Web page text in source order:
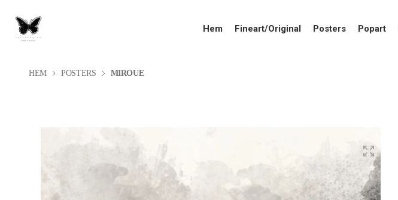
Hem Fineart/Original Posters Popart
HEM POSTERS MIROUE